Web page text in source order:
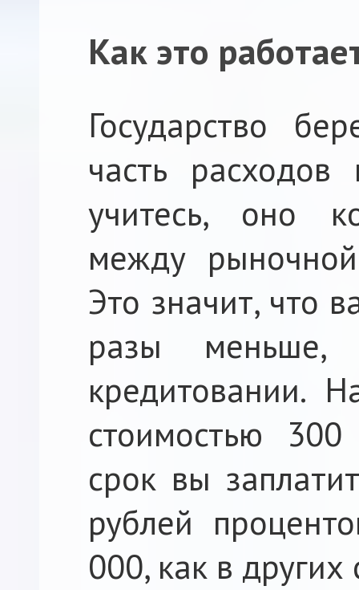
Как это
Государство
часть
учитесь, оно
между
Это значит, что
разы
кредитовании.
стоимостью
срок вы
рублей
000, как в других